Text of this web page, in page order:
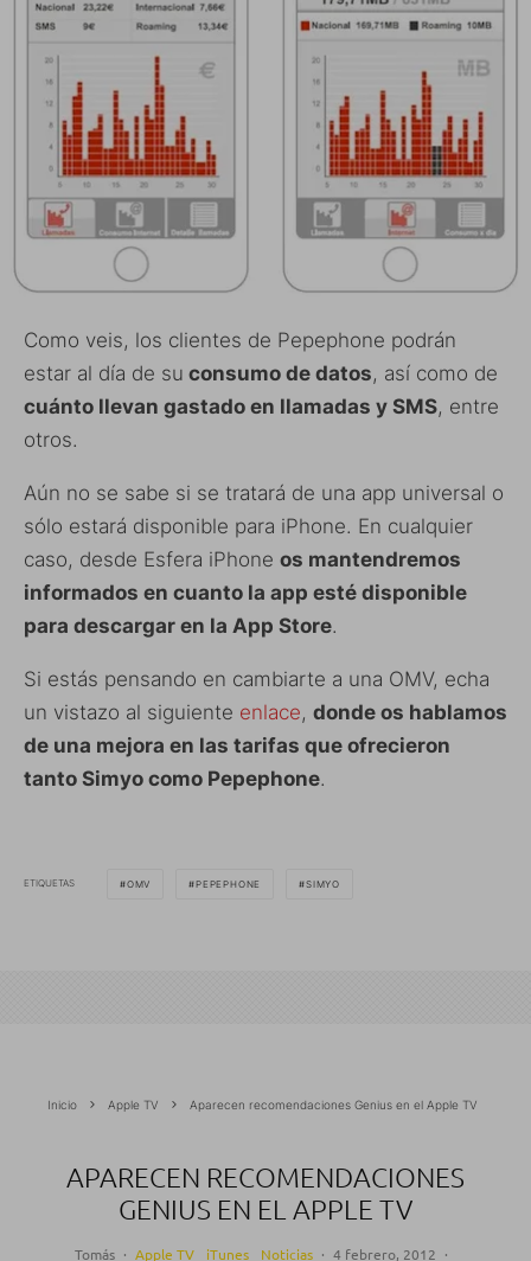
Como veis, los clientes de Pepephone podrán
estar al día de su consumo de datos, así como de
cuánto llevan gastado en llamadas y SMS, entre
otros.
Aún no se sabe si se tratará de una app universal o
sólo estará disponible para iPhone. En cualquier
caso, desde Esfera iPhone os mantendremos
informados en cuanto la app esté disponible
para descargar en la App Store.
Si estás pensando en cambiarte a una OMV, echa
un vistazo al siguiente enlace, donde os hablamos
de una mejora en las tarifas que ofrecieron
tanto Simyo como Pepephone.
ETIQUETAS OMV PEPEPHONE SIMYO
Inicio Apple TV Aparecen recomendaciones Genius en el Apple TV
APARECEN RECOMENDACIONES
GENIUS EN EL APPLE TV
Tomás · Apple TV iTunes Noticias · 4 febrero, 2012 ·